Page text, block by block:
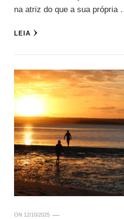
na atriz do que a sua própria
LEIA
ON 12/10/2025